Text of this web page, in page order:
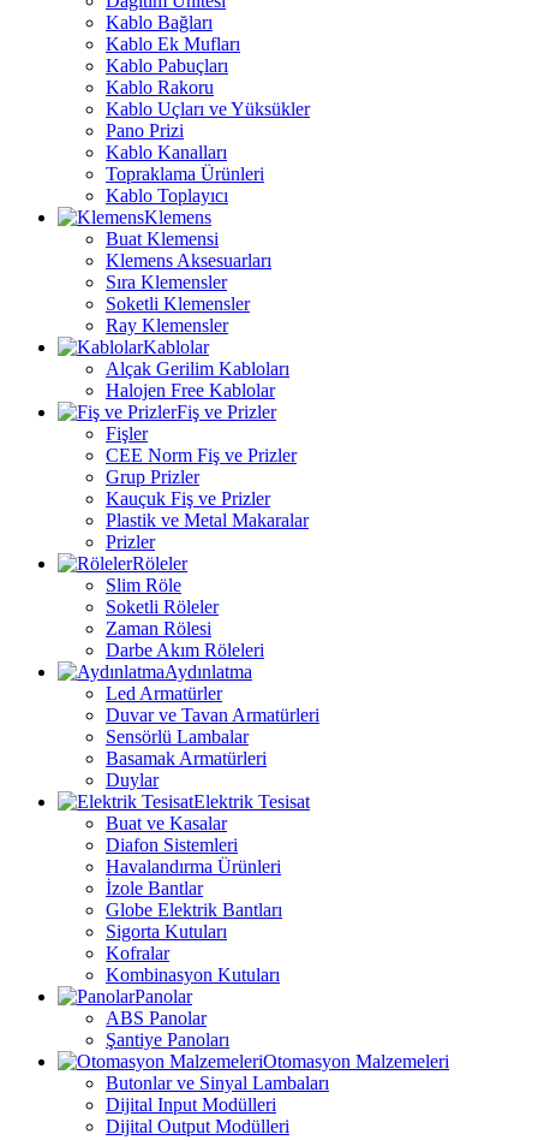
Kablo Bağları
Kablo Ek Mufları
Kablo Pabuçları
Kablo Rakoru
Kablo Uçları ve Yüksükler
Pano Prizi
Kablo Kanalları
Topraklama Ürünleri
Kablo Toplayıcı
Klemens
Buat Klemensi
Klemens Aksesuarları
Sıra Klemensler
Soketli Klemensler
Ray Klemensler
Kablolar
Alçak Gerilim Kabloları
Halojen Free Kablolar
Fiş ve Prizler
Fişler
CEE Norm Fiş ve Prizler
Grup Prizler
Kauçuk Fiş ve Prizler
Plastik ve Metal Makaralar
Prizler
Röleler
Slim Röle
Soketli Röleler
Zaman Rölesi
Darbe Akım Röleleri
Aydınlatma
Led Armatürler
Duvar ve Tavan Armatürleri
Sensörlü Lambalar
Basamak Armatürleri
Duylar
Elektrik Tesisat
Buat ve Kasalar
Diafon Sistemleri
Havalandırma Ürünleri
İzole Bantlar
Globe Elektrik Bantları
Sigorta Kutuları
Kofralar
Kombinasyon Kutuları
Panolar
ABS Panolar
Şantiye Panoları
Otomasyon Malzemeleri
Butonlar ve Sinyal Lambaları
Dijital Input Modülleri
Dijital Output Modülleri